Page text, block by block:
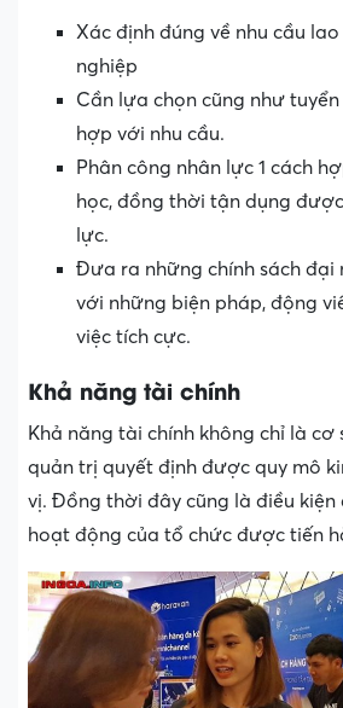
Xác định đúng về nhu cầu
nghiệp
Cần lựa chọn cũng như
hợp với nhu cầu.
Phân công nhân lực 1 cách
học, đồng thời tận dụng
lực.
Đưa ra những chính sách đại
với những biện pháp, động
việc tích cực.
Khả năng tài chính
Khả năng tài chính không chỉ là cơ
quản trị quyết định được quy mô
vị. Đồng thời đây cũng là điều kiện
hoạt động của tổ chức được tiến